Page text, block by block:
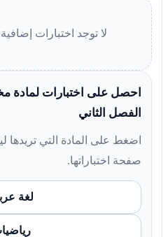
لا توجد اختبارات
احصل على اختبارات لمادة
الفصل الثاني
اضغط على المادة التي تريدها
صفحة اختباراتها.
لغة